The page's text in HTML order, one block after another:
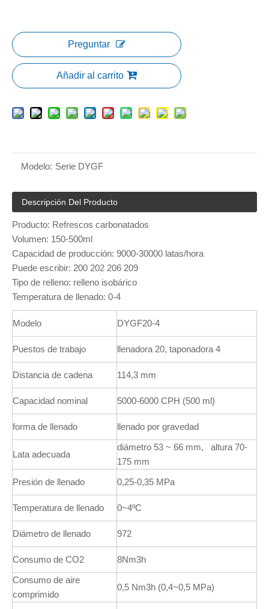
Preguntar
Añadir al carrito
Modelo: Serie DYGF
Descripción Del Producto
Producto: Refrescos carbonatados
Volumen: 150-500ml
Capacidad de producción: 9000-30000 latas/hora
Puede escribir: 200 202 206 209
Tipo de relleno: relleno isobárico
Temperatura de llenado: 0-4
Modelo DYGF20-4
Puestos de trabajo llenadora 20, taponadora 4
Distancia de cadena 114,3 mm
Capacidad nominal 5000-6000 CPH (500 ml)
forma de llenado llenado por gravedad
Lata adecuada
diámetro 53 ~ 66 mm, altura 70-
175 mm
Presión de llenado
0,25-0,35 MPa
Temperatura de llenado 0~4ºC
Diámetro de llenado 972
Consumo de CO2
8Nm3h
Consumo de aire
comprimido
0,5 Nm3h (0,4~0,5 MPa)